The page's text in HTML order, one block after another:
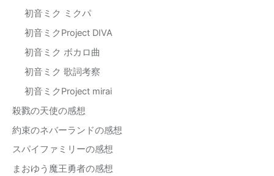
初音ミク ミクパ
初音ミクProject DIVA
初音ミク ボカロ曲
初音ミク 歌詞考察
初音ミクProject mirai
殺戮の天使の感想
約束のネバーランドの感想
スパイファミリーの感想
まおゆう魔王勇者の感想